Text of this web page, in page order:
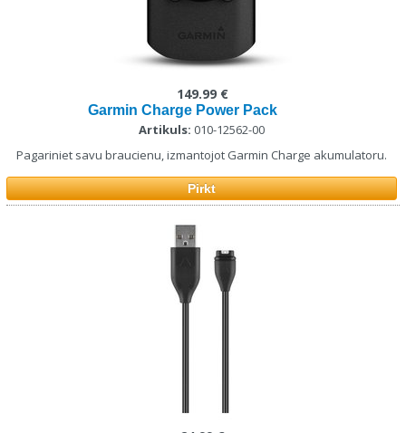
Garmin Charge Power Pack
Artikuls: 010-12562-00
Pagariniet savu braucienu, izmantojot Garmin Charge akumulatoru.
149.99 €
Pirkt